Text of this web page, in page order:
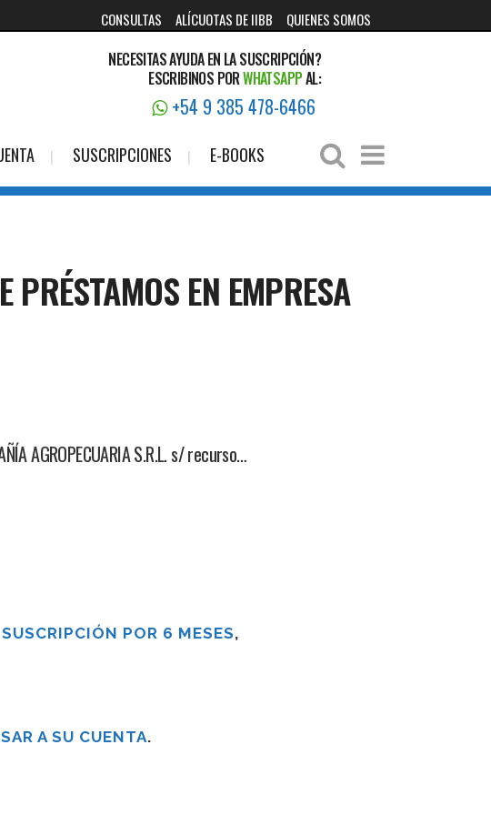
CONSULTAS ALÍCUOTAS DE IIBB QUIENES SOMOS
NECESITAS AYUDA EN LA SUSCRIPCIÓN?
ESCRIBINOS PORWHATSAPPAL:
+54 9 385 478-6466
SUSCRIPCIONES E-BOOKS
PRÉSTAMOS EN EMPRESA
AGROPECUARIA S.R.L. s/ recurso…
SUSCRIPCIÓN POR 6 MESES,
A SU CUENTA.